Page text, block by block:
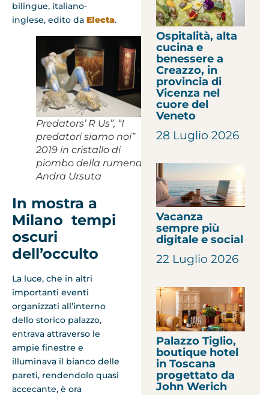
bilingue, italiano-
inglese, edito da Electa.
Predators’ R Us”, “I
predatori siamo noi”
2019 in cristallo di
piombo della rumena
Andra Ursuta
In mostra a
Milano tempi
oscuri
dell’occulto
La luce, che in altri
importanti eventi
organizzati all’interno
dello storico palazzo,
entrava attraverso le
ampie finestre e
illuminava il bianco delle
pareti, rendendolo quasi
accecante, è ora
Ospitalità, alta
cucina e
benessere a
Creazzo, in
provincia di
Vicenza nel
cuore del
Veneto
28 Luglio 2026
Vacanza
sempre più
digitale e social
22 Luglio 2026
Palazzo Tiglio,
boutique hotel
in Toscana
progettato da
John Werich